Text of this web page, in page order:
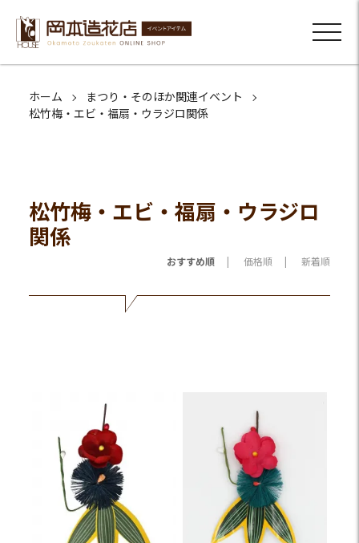
ホーム
まつり・そのほか関連イベント
松竹梅・エビ・福扇・ウラジロ関係
松竹梅・エビ・福扇・ウラジロ
関係
おすすめ順 価格順 新着順